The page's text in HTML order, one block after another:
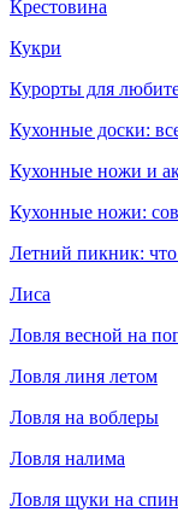
Крестовина
Кукри
Курорты для
Кухонные доски:
Кухонные ножи и
Кухонные ножи:
Летний пикник: что
Лиса
Ловля весной на
Ловля линя летом
Ловля на воблеры
Ловля налима
Ловля щуки на